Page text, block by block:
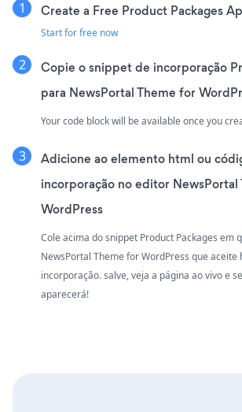
Create a Free Product Packages
Start for free now
Copie o snippet de incorporação
para NewsPortal Theme for
Your code block will be available once you
Adicione ao elemento html ou
incorporação no editor NewsPortal
WordPress
Cole acima do snippet Product Packages em
NewsPortal Theme for WordPress que
incorporação. salve, veja a página ao vivo e
aparecerá!